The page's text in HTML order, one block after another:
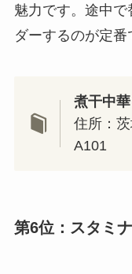
魅力です。途中
ダーするのが定番
煮干中
住所：
A101
第6位：スタミ